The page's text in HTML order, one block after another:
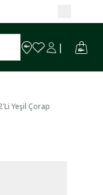
Yeşil Çorap